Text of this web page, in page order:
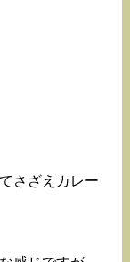
さざえカレー